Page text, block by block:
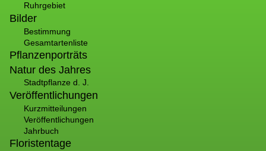
Ruhrgebiet
Bilder
Bestimmung
Gesamtartenliste
Pflanzenporträts
Natur des Jahres
Stadtpflanze d. J.
Veröffentlichungen
Kurzmitteilungen
Veröffentlichungen
Jahrbuch
Floristentage